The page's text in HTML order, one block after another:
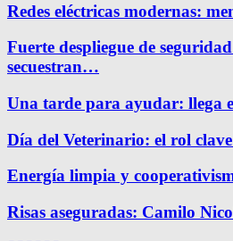
Redes eléctricas modernas:
Fuerte despliegue de
secuestran…
Una tarde para ayudar: llega
Día del Veterinario: el rol
Energía limpia y
Risas aseguradas: Camilo